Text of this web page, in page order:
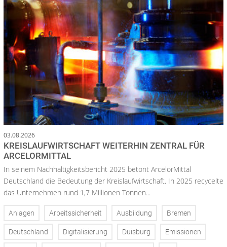
03.08.2026
KREISLAUFWIRTSCHAFT WEITERHIN ZENTRAL FÜR
ARCELORMITTAL
In seinem Nachhaltigkeitsbericht 2025 betont ArcelorMittal
Deutschland die Bedeutung der Kreislaufwirtschaft. In 2025 recycelte
das Unternehmen rund 1,7 Millionen Tonnen...
Anlagen Arbeitssicherheit Ausbildung Bremen
Deutschland Digitalisierung Duisburg Emissionen